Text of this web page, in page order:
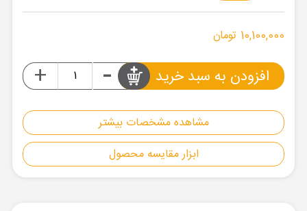
مشاهده مشخصات بیشتر
ابزار مقایسه محصول
10,100,000 تومان
-
+ افزودن به سبد خرید